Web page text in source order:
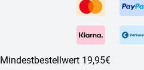
Mindestbestellwert 19,95€